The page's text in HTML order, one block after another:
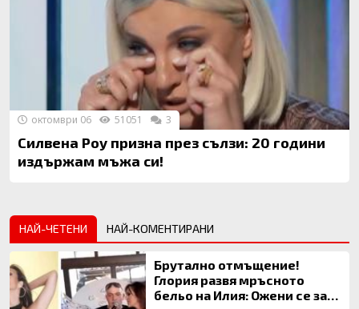
Силвена Роу призна през сълзи: 20 години
издържам мъжа си!
октомври 06 51051 3
НАЙ-ЧЕТЕНИ НАЙ-КОМЕНТИРАНИ
Брутално отмъщение!
Глория развя мръсното
бельо на Илия: Ожени се за